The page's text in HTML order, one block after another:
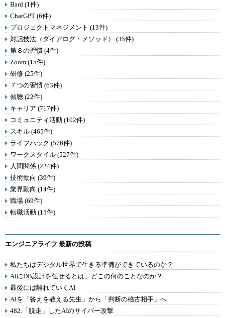
Bard (1件)
ChatGPT (6件)
プロジェクトマネジメント (13件)
対話技法（ダイアログ・メソッド） (35件)
第８の習慣 (4件)
Zoom (15件)
研修 (25件)
７つの習慣 (63件)
傾聴 (22件)
キャリア (717件)
コミュニティ活動 (102件)
スキル (465件)
ライフハック (576件)
ワークスタイル (527件)
人間関係 (224件)
技術動向 (39件)
業界動向 (14件)
職場 (69件)
転職活動 (15件)
エンジニアライフ 最新の投稿
私たちはデジタル世界で生きる準備ができているのか？
AIにDB設計を任せるとは、どこの何のことなのか？
最後には離れていくAI
AIを「答えを教える先生」から「判断の稽古相手」へ
482.「脱走」したAIのサイバー攻撃